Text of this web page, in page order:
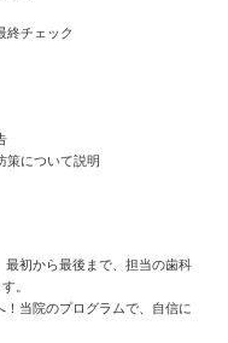
終チェック
策について説明
初から最後まで、担当の歯科
。
当院のプログラムで、自信に